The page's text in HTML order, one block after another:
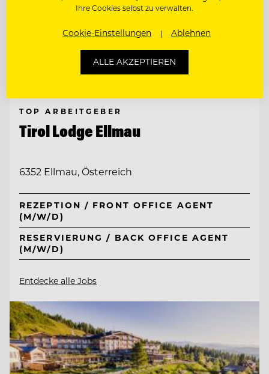
TOP ARBEITGEBER
Tirol Lodge Ellmau
6352 Ellmau, Österreich
REZEPTION / FRONT OFFICE AGENT
(M/W/D)
RESERVIERUNG / BACK OFFICE AGENT
(M/W/D)
Entdecke alle Jobs
Ihre Cookies selbst zu verwalten.
Cookie-Einstellungen Ablehnen
ALLE AKZEPTIEREN